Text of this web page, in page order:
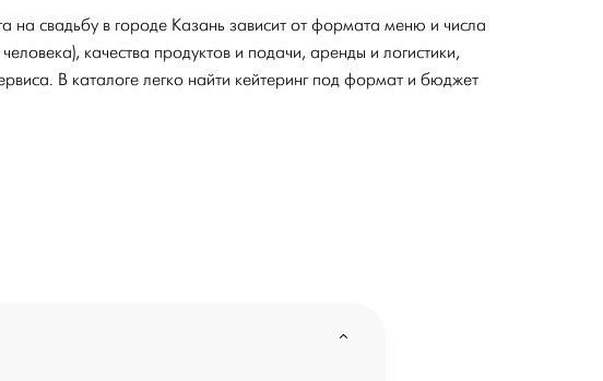
на свадьбу в городе Казань зависит от формата меню и числа
качества продуктов и подачи, аренды и логистики,
В каталоге легко найти кейтеринг под формат и бюджет